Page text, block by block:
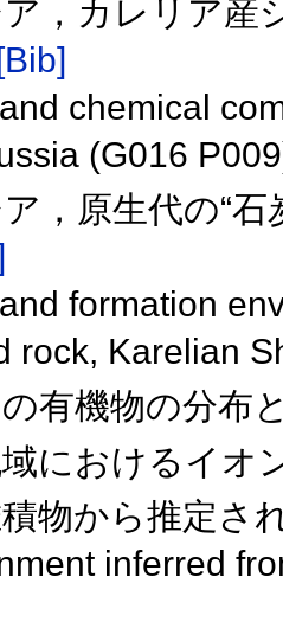
，カレリア産
[Bib]
chemical
(G016
，原生代の“
formation
rock, Karelian
有機物の分布
におけるイオ
物から推定さ
inferred